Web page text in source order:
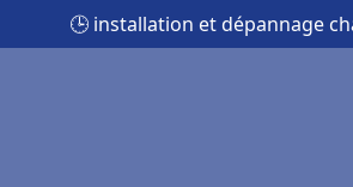
🕒 installation et dépannage